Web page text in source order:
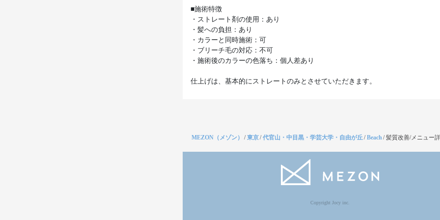
■施術特徴
・ストレート剤の使用：あり
・髪への負担：あり
・カラーと同時施術：可
・ブリーチ毛の対応：不可
・施術後のカラーの色落ち：個人差あり
仕上げは、基本的にストレートのみとさせていただきます。
MEZON（メゾン） /東京/代官山・中目黒・学芸大学・自由が丘/Beach/髪質改善/メニュー
Copyright Jocy inc.